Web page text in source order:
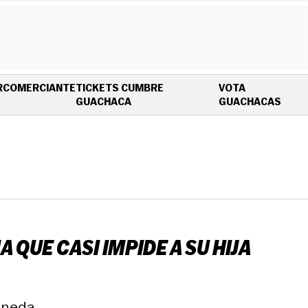
COMERCIANTETICKETS CUMBRE
GUACHACAOPENS IN NEW WINDOW
VOTA
GUACHACAS
QUE CASI IMPIDE A SU HIJA